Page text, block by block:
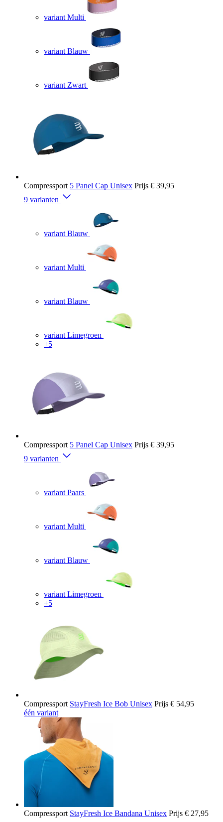
variant Multi
variant Blauw
variant Zwart
Compressport 5 Panel Cap Unisex Prijs € 39,95
9 varianten
variant Blauw
variant Multi
variant Blauw
variant Limegroen
+5
Compressport 5 Panel Cap Unisex Prijs € 39,95
9 varianten
variant Paars
variant Multi
variant Blauw
variant Limegroen
+5
Compressport StayFresh Ice Bob Unisex Prijs € 54,95
één variant
Compressport StayFresh Ice Bandana Unisex Prijs € 27,95